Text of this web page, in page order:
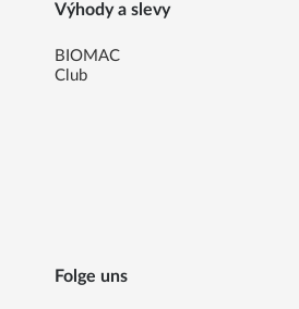
Výhody a slevy
BIOMAC
Club
Folge uns